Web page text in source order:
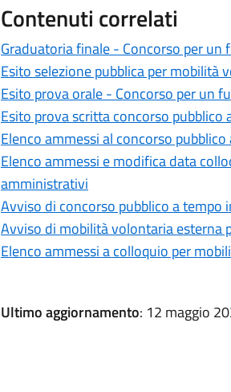
Contenuti correlati
Graduatoria finale - Concorso per un
Esito selezione pubblica per
Esito prova orale - Concorso per un
Esito prova scritta concorso
Elenco ammessi al concorso
Elenco ammessi e modifica data
amministrativi
Avviso di concorso pubblico a
Avviso di mobilità volontaria
Elenco ammessi a colloquio per
Ultimo aggiornamento: 12 maggio